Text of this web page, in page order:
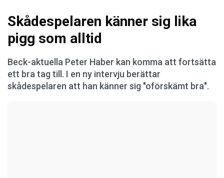
Skådespelaren känner sig lika
pigg som alltid
Beck-aktuella Peter Haber kan komma att fortsätta
ett bra tag till. I en ny intervju berättar
skådespelaren att han känner sig "oförskämt bra".